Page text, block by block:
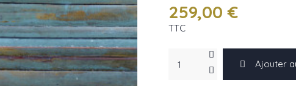
259,00 €
TTC
Ajouter